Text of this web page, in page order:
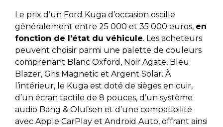
Le prix d’un Ford Kuga d’occasion oscille
généralement entre 25 000 et 35 000 euros, en
fonction de l’état du véhicule. Les acheteurs
peuvent choisir parmi une palette de couleurs
comprenant Blanc Oxford, Noir Agate, Bleu
Blazer, Gris Magnetic et Argent Solar. À
l’intérieur, le Kuga est doté de sièges en cuir,
d’un écran tactile de 8 pouces, d’un système
audio Bang & Olufsen et d’une compatibilité
avec Apple CarPlay et Android Auto, offrant ainsi